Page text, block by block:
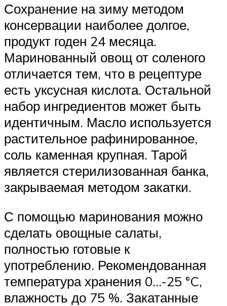
Сохранение на зиму методом
консервации наиболее долгое,
продукт годен 24 месяца.
Маринованный овощ от соленого
отличается тем, что в рецептуре
есть уксусная кислота. Остальной
набор ингредиентов может быть
идентичным. Масло используется
растительное рафинированное,
соль каменная крупная. Тарой
является стерилизованная банка,
закрываемая методом закатки.
С помощью маринования можно
сделать овощные салаты,
полностью готовые к
употреблению. Рекомендованная
температура хранения 0…-25 °C,
влажность до 75 %. Закатанные